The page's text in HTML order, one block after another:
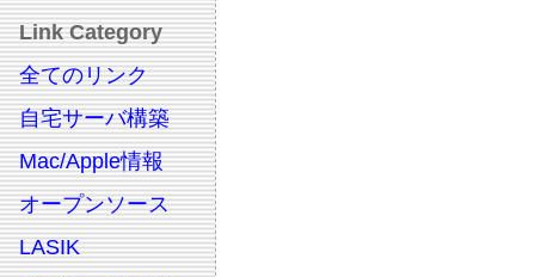
Link Category
全てのリンク
自宅サーバ構築
Mac/Apple情報
オープンソース
LASIK